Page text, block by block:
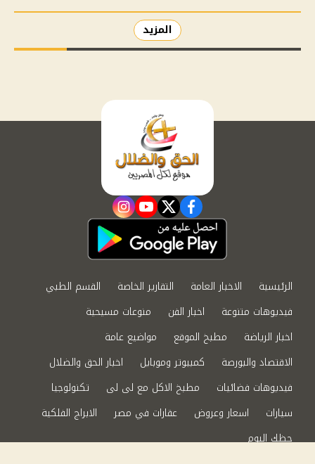
المزيد
facebook
twitter
youtube
instagram
الرئيسية الاخبار العامة التقارير الخاصة
القسم الطبي
فيديوهات متنوعة
اخبار الفن
منوعات مسيحية
اخبار الرياضة
مطبخ الموقع
مواضيع عامة
الاقتصاد والبورصة
كمبيوتر وموبايل
اخبار الحق والضلال
فيديوهات فضائيات
مطبخ الاكل مع لى لى
تكنولوجيا
سيارات
اسعار وعروض عقارات في مصر
الابراج الفلكية
حظك اليوم